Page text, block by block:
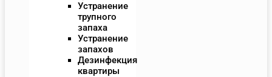
Устранение
трупного
запаха
Устранение
запахов
Дезинфекция
квартиры